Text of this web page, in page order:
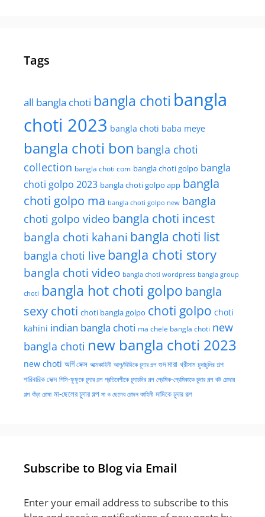
Tags
all bangla choti bangla choti bangla
choti 2023 bangla choti baba meye
bangla choti bon bangla choti
collection bangla choti com bangla choti golpo bangla
choti golpo 2023 bangla choti golpo app bangla
choti golpo ma bangla choti golpo new bangla
choti golpo video bangla choti incest
bangla choti kahani bangla choti list
bangla choti live bangla choti story
bangla choti video bangla choti wordpress bangla group
choti bangla hot choti golpo bangla
sexy choti choti bangla golpo choti golpo choti
kahini indian bangla choti ma chele bangla choti new
bangla choti new bangla choti 2023
new choti অর্গি সেক্স আত্মকাহিনী আপু/দিদিকে চুদার গল্প গুদ মারা থ্রীসাম চুদাচুদির গল্প
পারিবারিক সেক্স পিসি-ফুফুকে চুদার গল্প প্রতিবেশীকে চুদাচদির গল্প প্রেমিক-প্রেমিকাকে চুদার গল্প বউ চোদার
গল্প বাঁড়া চোষা মা-ছেলের চুদার গল্প মা ও ছেলের চোদন কাহিনী মামিকে চুদার গল্প
Subscribe to Blog via Email
Enter your email address to subscribe to this